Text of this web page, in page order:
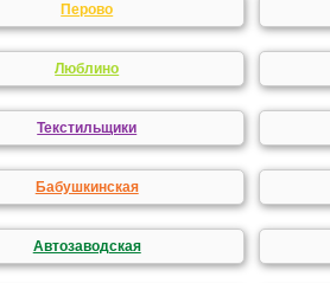
Перово
Люблино
Текстильщики
Бабушкинская
Автозаводская